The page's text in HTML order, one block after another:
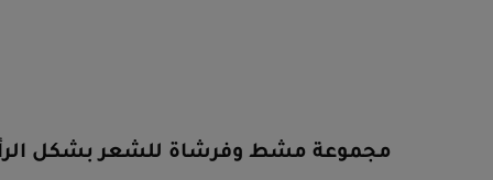
مجموعة مشط وفرشاة للشعر بشكل